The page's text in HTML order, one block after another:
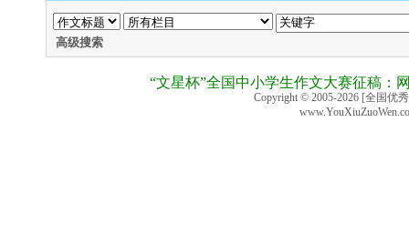
高级搜索
“文星杯”全国中小学生作文大赛征稿：
Copyright © 2005-2026 [全国优